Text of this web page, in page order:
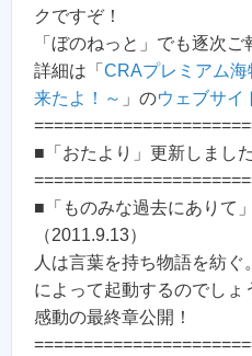
クですぞ！
「ぼのねっと」でも逐次ご
詳細は「 CRAプレミアム
来たよ！～ 」のウェブサイ
■「おたより」更新しまし
■「ものみな過去にありて
（2011.9.13）
人は言葉を持ち物語を紡
によって起動するのでしょ
感動の最終章公開！